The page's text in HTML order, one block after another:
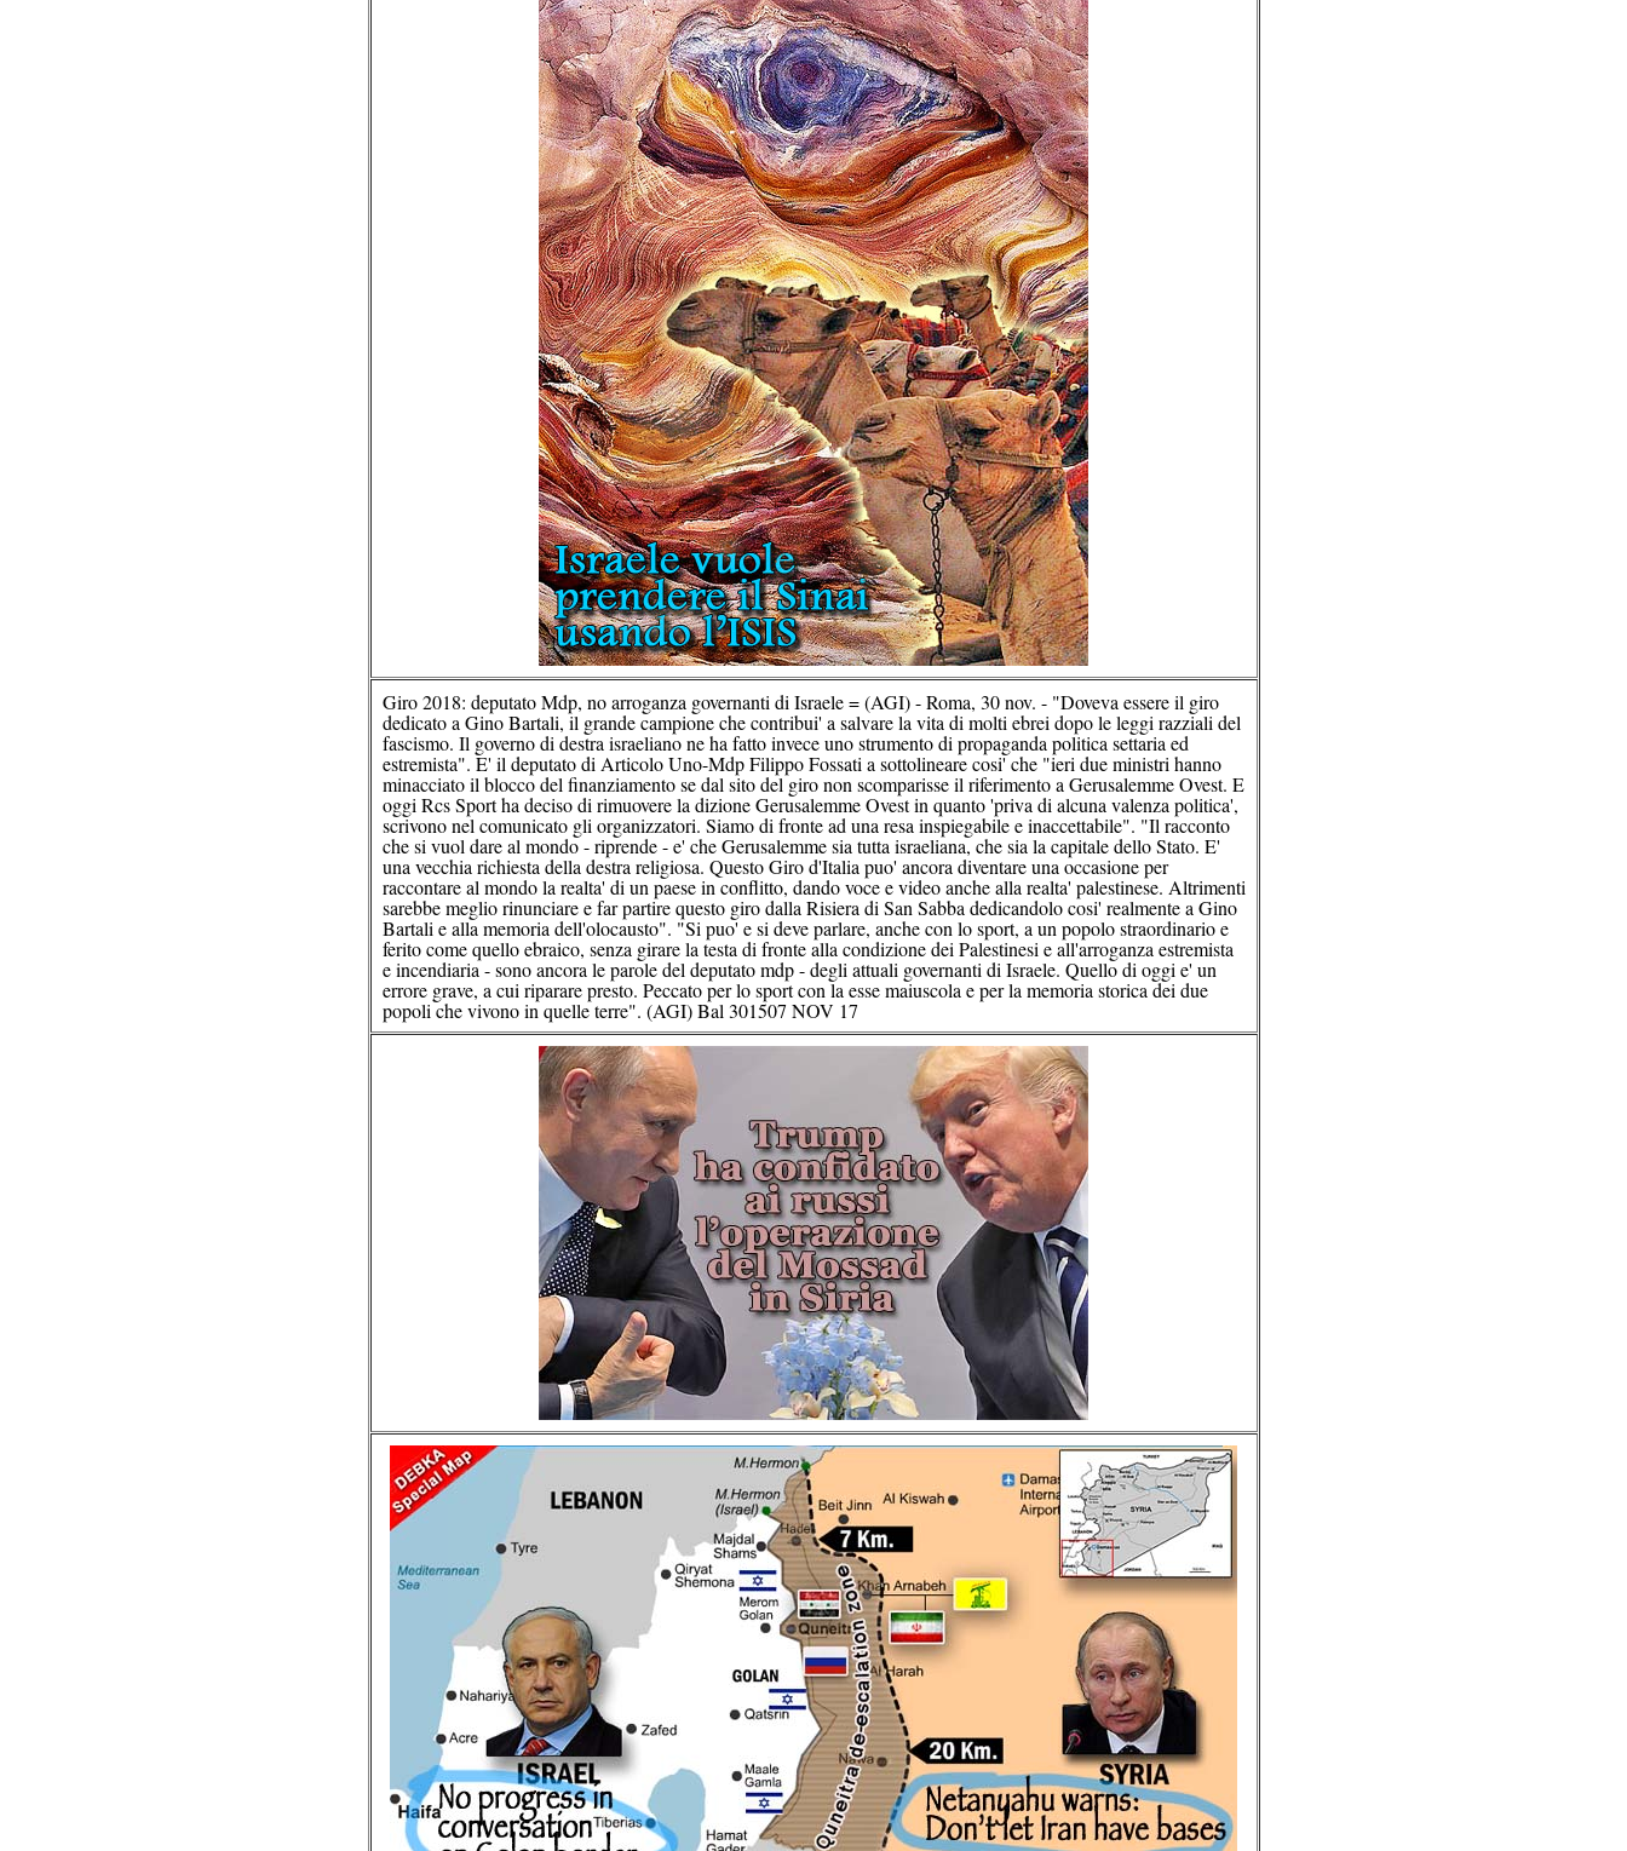
Giro 2018: deputato Mdp, no arroganza governanti di Israele = (AGI) - Roma, 30 nov. - "Doveva essere il giro
dedicato a Gino Bartali, il grande campione che contribui' a salvare la vita di molti ebrei dopo le leggi razziali del
fascismo. Il governo di destra israeliano ne ha fatto invece uno strumento di propaganda politica settaria ed
estremista". E' il deputato di Articolo Uno-Mdp Filippo Fossati a sottolineare cosi' che "ieri due ministri hanno
minacciato il blocco del finanziamento se dal sito del giro non scomparisse il riferimento a Gerusalemme Ovest. E
oggi Rcs Sport ha deciso di rimuovere la dizione Gerusalemme Ovest in quanto 'priva di alcuna valenza politica',
scrivono nel comunicato gli organizzatori. Siamo di fronte ad una resa inspiegabile e inaccettabile". "Il racconto
che si vuol dare al mondo - riprende - e' che Gerusalemme sia tutta israeliana, che sia la capitale dello Stato. E'
una vecchia richiesta della destra religiosa. Questo Giro d'Italia puo' ancora diventare una occasione per
raccontare al mondo la realta' di un paese in conflitto, dando voce e video anche alla realta' palestinese. Altrimenti
sarebbe meglio rinunciare e far partire questo giro dalla Risiera di San Sabba dedicandolo cosi' realmente a Gino
Bartali e alla memoria dell'olocausto". "Si puo' e si deve parlare, anche con lo sport, a un popolo straordinario e
ferito come quello ebraico, senza girare la testa di fronte alla condizione dei Palestinesi e all'arroganza estremista
e incendiaria - sono ancora le parole del deputato mdp - degli attuali governanti di Israele. Quello di oggi e' un
errore grave, a cui riparare presto. Peccato per lo sport con la esse maiuscola e per la memoria storica dei due
popoli che vivono in quelle terre". (AGI) Bal 301507 NOV 17